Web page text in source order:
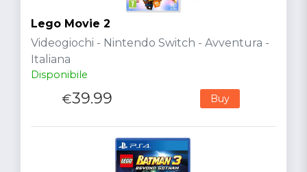
Lego Movie 2
Videogiochi - Nintendo Switch - Avventura -
Italiana
Disponibile
€39.99 Buy